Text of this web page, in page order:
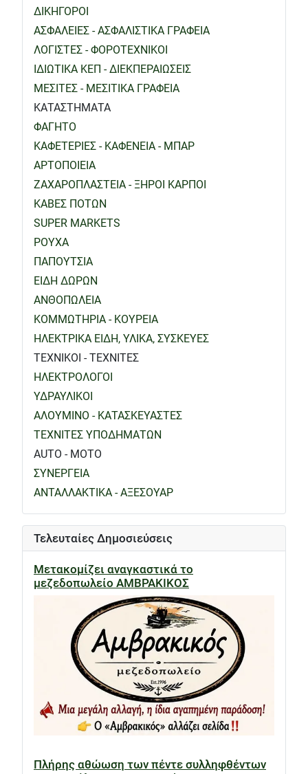
ΔΙΚΗΓΟΡΟΙ
ΑΣΦΑΛΕΙΕΣ - ΑΣΦΑΛΙΣΤΙΚΑ ΓΡΑΦΕΙΑ
ΛΟΓΙΣΤΕΣ - ΦΟΡΟΤΕΧΝΙΚΟΙ
ΙΔΙΩΤΙΚΑ ΚΕΠ - ΔΙΕΚΠΕΡΑΙΩΣΕΙΣ
ΜΕΣΙΤΕΣ - ΜΕΣΙΤΙΚΑ ΓΡΑΦΕΙΑ
ΚΑΤΑΣΤΗΜΑΤΑ
ΦΑΓΗΤΟ
ΚΑΦΕΤΕΡΙΕΣ - ΚΑΦΕΝΕΙΑ - ΜΠΑΡ
ΑΡΤΟΠΟΙΕΙΑ
ΖΑΧΑΡΟΠΛΑΣΤΕΙΑ - ΞΗΡΟΙ ΚΑΡΠΟΙ
ΚΑΒΕΣ ΠΟΤΩΝ
SUPER MARKETS
ΡΟΥΧΑ
ΠΑΠΟΥΤΣΙΑ
ΕΙΔΗ ΔΩΡΩΝ
ΑΝΘΟΠΩΛΕΙΑ
ΚΟΜΜΩΤΗΡΙΑ - ΚΟΥΡΕΙΑ
ΗΛΕΚΤΡΙΚΑ ΕΙΔΗ, ΥΛΙΚΑ, ΣΥΣΚΕΥΕΣ
ΤΕΧΝΙΚΟΙ - ΤΕΧΝΙΤΕΣ
ΗΛΕΚΤΡΟΛΟΓΟΙ
ΥΔΡΑΥΛΙΚΟΙ
ΑΛΟΥΜΙΝΟ - ΚΑΤΑΣΚΕΥΑΣΤΕΣ
ΤΕΧΝΙΤΕΣ ΥΠΟΔΗΜΑΤΩΝ
AUTO - MOTO
ΣΥΝΕΡΓΕΙΑ
ΑΝΤΑΛΛΑΚΤΙΚΑ - ΑΞΕΣΟΥΑΡ
Τελευταίες Δημοσιεύσεις
Μετακομίζει αναγκαστικά το
μεζεδοπωλείο ΑΜΒΡΑΚΙΚΟΣ
Πλήρης αθώωση των πέντε συλληφθέντων